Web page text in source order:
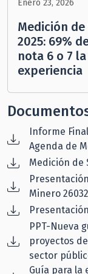
Enero 23, 2026
Medición de
2025: 69%
nota 6 o 7
experiencia
Informe
Agenda de
Medición de
Minero
PPT-Nueva
proyectos
sector
Guía para la